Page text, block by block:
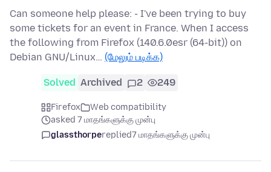
Can someone help please: - I've been trying to buy
some tickets for an event in France. When I access
the following from Firefox (140.6.0esr (64-bit)) on
Debian GNU/Linux… (மேலும் படிக்க)
Solved Archived 2 249
Firefox
Web compatibility
asked 7 மாதங்களுக்கு முன்பு
glassthorpereplied7 மாதங்களுக்கு முன்பு